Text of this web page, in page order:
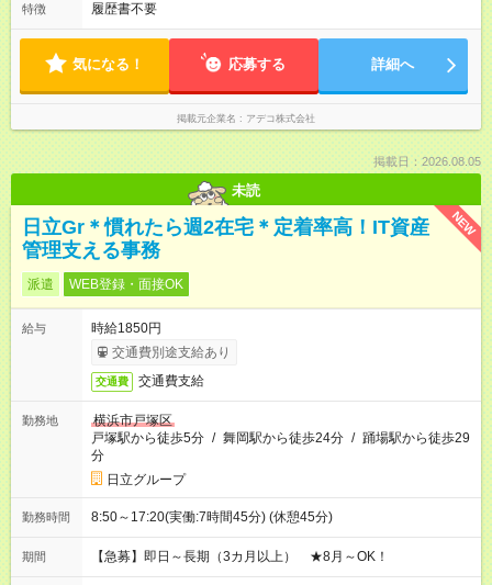
特徴 履歴書不要
気になる！ 応募する 詳細へ
掲載元企業名 アデコ株式会社
掲載日：2026.08.05
未読
NEW
日立Gr＊慣れたら週2在宅＊定着率高！IT資産
管理支える事務
派遣 WEB登録・面接OK
給与
時給1850円
交通費別途支給あり
交通費 交通費支給
勤務地
横浜市戸塚区
戸塚駅から徒歩5分 / 舞岡駅から徒歩24分 / 踊場駅から徒歩29
分
日立グループ
勤務時間 8:50～17:20(実働:7時間45分) (休憩45分)
期間 【急募】即日～長期（3カ月以上） ★8月～OK！